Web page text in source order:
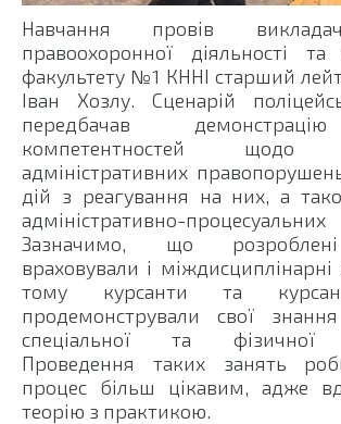
Навчання провів
правоохоронної діяльності та
факультету №1 КННІ старший
Іван Хозлу. Сценарій
передбачав
компетентностей щодо
адміністративних
дій з реагування на них, а
адміністративно-
Зазначимо, що
враховували і міждисциплінарні
тому курсанти та
продемонстрували свої
спеціальної та фізичної
Проведення таких занять
процес більш цікавим, адже
теорію з практикою.